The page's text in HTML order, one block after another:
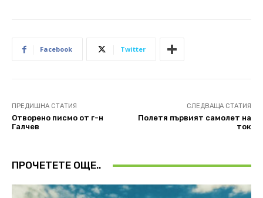
Facebook Twitter
ПРЕДИШНА СТАТИЯ
Отворено писмо от г-н
Галчев
СЛЕДВАЩА СТАТИЯ
Полетя първият самолет на
ток
ПРОЧЕТЕТЕ ОЩЕ..